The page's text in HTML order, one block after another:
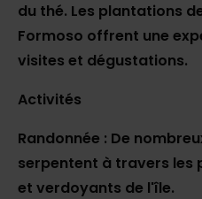
du thé. Les plantations
Formoso offrent une
visites et dégustations.
Activités
Randonnée : De
serpentent à travers les
et verdoyants de l'île.